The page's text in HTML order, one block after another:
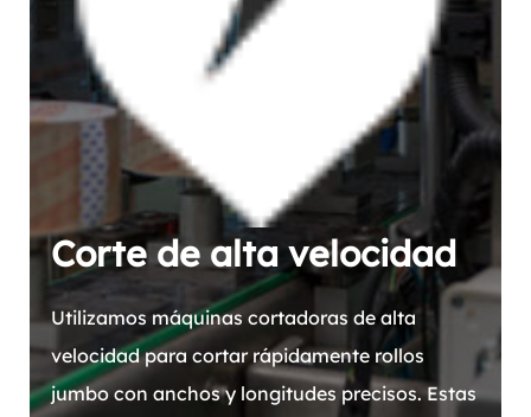
Corte de alta velocidad
Utilizamos máquinas cortadoras de alta
velocidad para cortar rápidamente rollos
jumbo con anchos y longitudes precisos. Estas